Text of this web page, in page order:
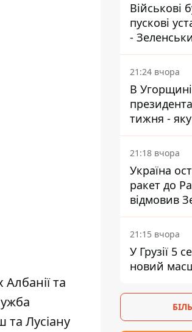
та
Лусіану
Військові
пускові
-
21:24 вчора
В
тижня -
21:18 вчора
Україна
ракет до
відмовив
21:15 вчора
У Грузії 5
новий